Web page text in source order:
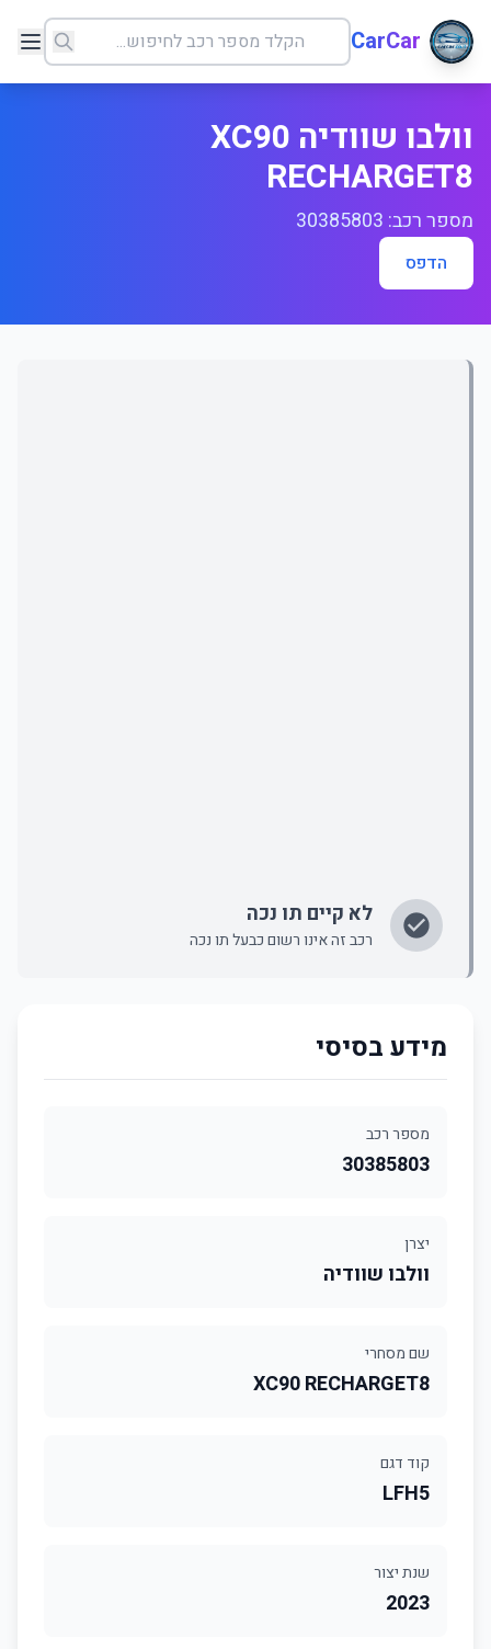
CarCar
וולבו שוודיה XC90
RECHARGET8
מספר רכב: 30385803
הדפס
לא קיים תו נכה
רכב זה אינו רשום כבעל תו נכה
מידע בסיסי
מספר רכב
30385803
יצרן
וולבו שוודיה
שם מסחרי
XC90 RECHARGET8
קוד דגם
LFH5
שנת יצור
2023